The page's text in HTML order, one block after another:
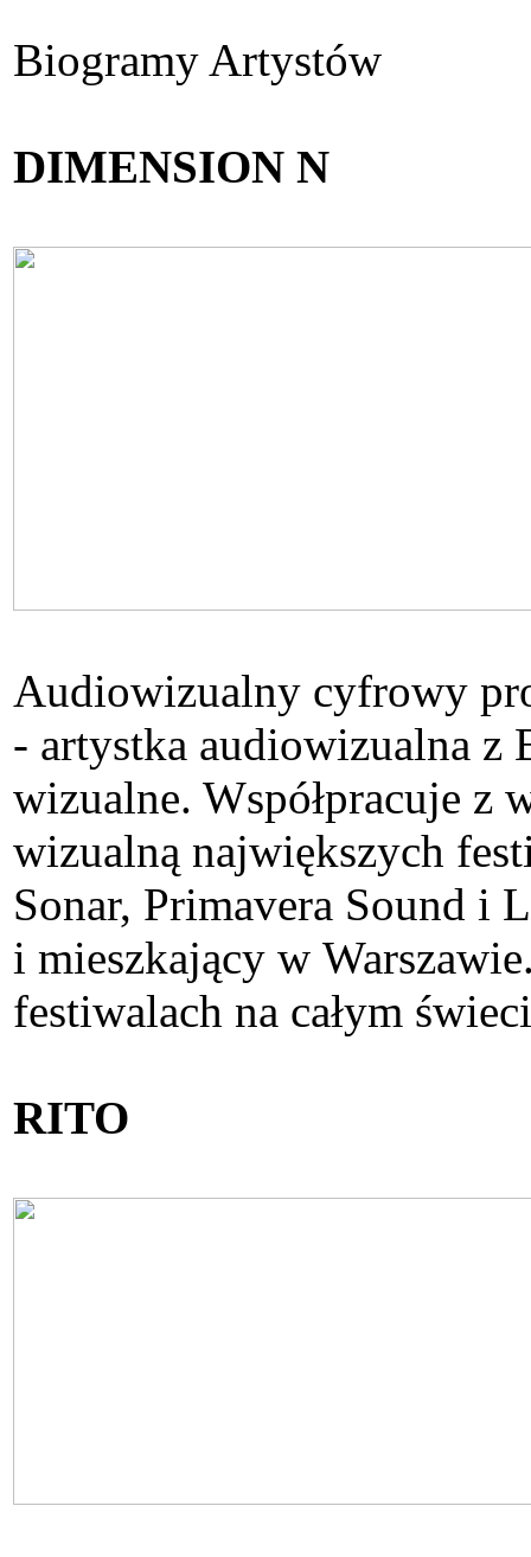
Biogramy Artystów
DIMENSION N
Audiowizualny cyfrowy
- artystka audiowizualna z
wizualne. Współpracuje z
wizualną największych
Sonar, Primavera Sound i
i mieszkający w
festiwalach na całym
RITO